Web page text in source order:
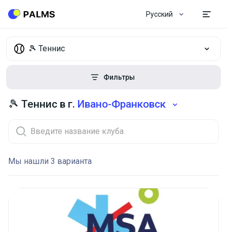
Русский
🎾 Теннис
Фильтры
🎾 Теннис в г. Ивано-Франковск
Мы нашли 3 варианта